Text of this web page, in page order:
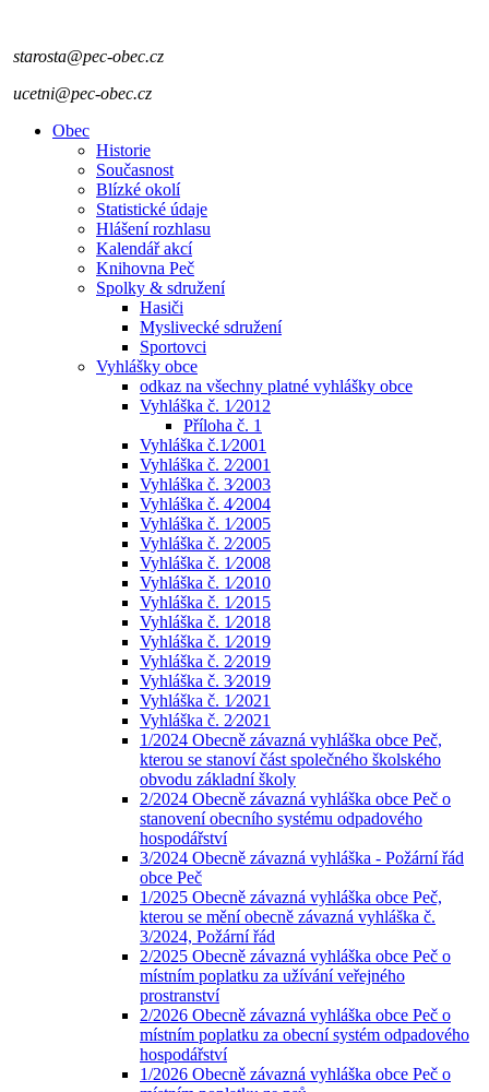
starosta@pec-obec.cz
ucetni@pec-obec.cz
Obec
Historie
Současnost
Blízké okolí
Statistické údaje
Hlášení rozhlasu
Kalendář akcí
Knihovna Peč
Spolky & sdružení
Hasiči
Myslivecké sdružení
Sportovci
Vyhlášky obce
odkaz na všechny platné vyhlášky obce
Vyhláška č. 1⁄2012
Příloha č. 1
Vyhláška č.1⁄2001
Vyhláška č. 2⁄2001
Vyhláška č. 3⁄2003
Vyhláška č. 4⁄2004
Vyhláška č. 1⁄2005
Vyhláška č. 2⁄2005
Vyhláška č. 1⁄2008
Vyhláška č. 1⁄2010
Vyhláška č. 1⁄2015
Vyhláška č. 1⁄2018
Vyhláška č. 1⁄2019
Vyhláška č. 2⁄2019
Vyhláška č. 3⁄2019
Vyhláška č. 1⁄2021
Vyhláška č. 2⁄2021
1/2024 Obecně závazná vyhláška obce Peč,
kterou se stanoví část společného školského
obvodu základní školy
2/2024 Obecně závazná vyhláška obce Peč o
stanovení obecního systému odpadového
hospodářství
3/2024 Obecně závazná vyhláška - Požární řád
obce Peč
1/2025 Obecně závazná vyhláška obce Peč,
kterou se mění obecně závazná vyhláška č.
3/2024, Požární řád
2/2025 Obecně závazná vyhláška obce Peč o
místním poplatku za užívání veřejného
prostranství
2/2026 Obecně závazná vyhláška obce Peč o
místním poplatku za obecní systém odpadového
hospodářství
1/2026 Obecně závazná vyhláška obce Peč o